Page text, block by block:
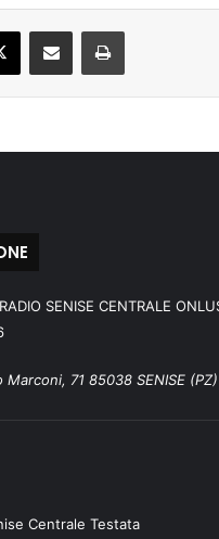
SENISE CENTRALE
Marconi, 71 85038 SENISE (PZ)
Centrale Testata